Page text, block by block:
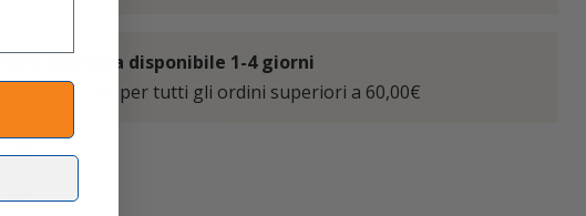
espressa disponibile 1-4 giorni
gratuita per tutti gli ordini superiori a 60,00€